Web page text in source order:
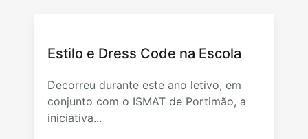
Estilo e Dress Code na Escola
Decorreu durante este ano letivo, em
conjunto com o ISMAT de Portimão, a
iniciativa...